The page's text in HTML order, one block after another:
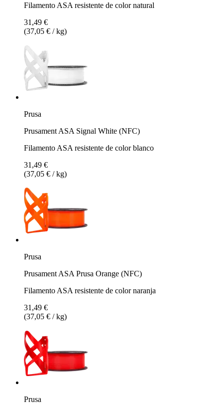
Filamento ASA resistente de color natural
31,49 €
(37,05 € / kg)
Prusa
Prusament ASA Signal White (NFC)
Filamento ASA resistente de color blanco
31,49 €
(37,05 € / kg)
Prusa
Prusament ASA Prusa Orange (NFC)
Filamento ASA resistente de color naranja
31,49 €
(37,05 € / kg)
Prusa